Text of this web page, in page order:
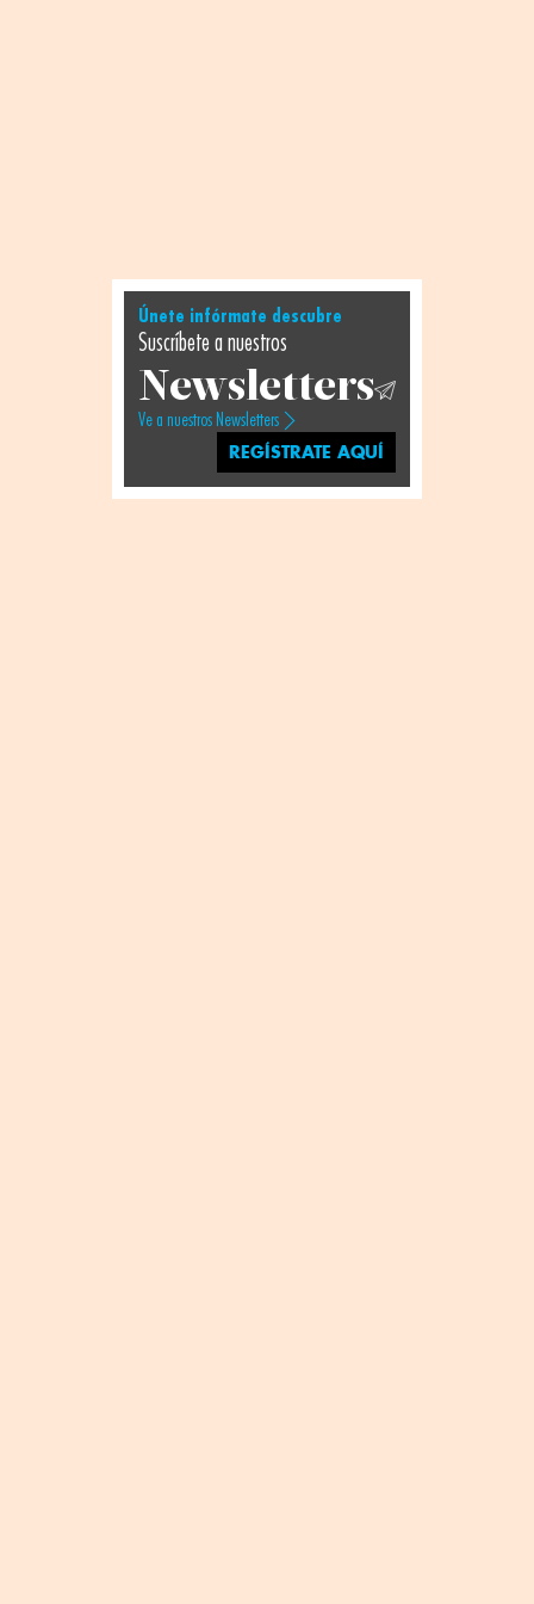
Únete infórmate descubre
Suscríbete a nuestros
Newsletters
Ve a nuestros Newsletters
REGÍSTRATE AQUÍ